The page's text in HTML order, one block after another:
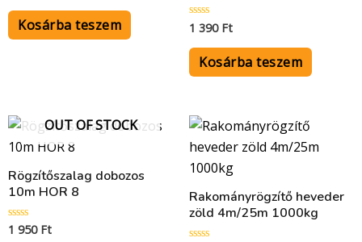
/
Kosárba teszem
Értékelés:
/
1 390 Ft
Kosárba teszem
OUT OF STOCK
Rögzítőszalag dobozos
10m HOR 8
Értékelés:
1 950 Ft
Rakományrögzítő heveder
zöld 4m/25m 1000kg